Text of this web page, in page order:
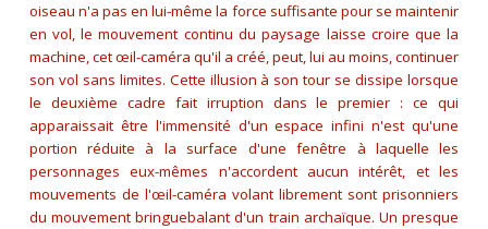
oiseau n'a pas en lui-même la force suffisante pour se maintenir
en vol, le mouvement continu du paysage laisse croire que la
machine, cet œil-caméra qu'il a créé, peut, lui au moins, continuer
son vol sans limites. Cette illusion à son tour se dissipe lorsque
le deuxième cadre fait irruption dans le premier : ce qui
apparaissait être l'immensité d'un espace infini n'est qu'une
portion réduite à la surface d'une fenêtre à laquelle les
personnages eux-mêmes n'accordent aucun intérêt, et les
mouvements de l'œil-caméra volant librement sont prisonniers
du mouvement bringuebalant d'un train archaïque. Un presque